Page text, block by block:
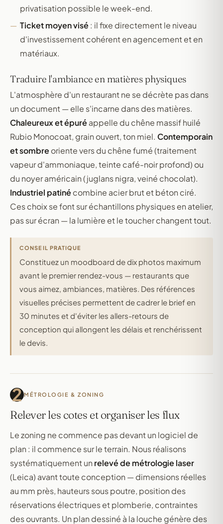
privatisation possible le week-end.
Ticket moyen visé : il fixe directement le niveau
d'investissement cohérent en agencement et en
matériaux.
Traduire l'ambiance en matières physiques
L'atmosphère d'un restaurant ne se décrète pas dans
un document — elle s'incarne dans des matières.
Chaleureux et épuré appelle du chêne massif huilé
Rubio Monocoat, grain ouvert, ton miel. Contemporain
et sombre oriente vers du chêne fumé (traitement
vapeur d'ammoniaque, teinte café-noir profond) ou
du noyer américain (juglans nigra, veiné chocolat).
Industriel patiné combine acier brut et béton ciré.
Ces choix se font sur échantillons physiques en atelier,
pas sur écran — la lumière et le toucher changent tout.
CONSEIL PRATIQUE
Constituez un moodboard de dix photos maximum
avant le premier rendez-vous — restaurants que
vous aimez, ambiances, matières. Des références
visuelles précises permettent de cadrer le brief en
30 minutes et d'éviter les allers-retours de
conception qui allongent les délais et renchérissent
le devis.
2 MÉTROLOGIE & ZONING
Relever les cotes et organiser les flux
Le zoning ne commence pas devant un logiciel de
plan : il commence sur le terrain. Nous réalisons
systématiquement un relevé de métrologie laser
(Leica) avant toute conception — dimensions réelles
au mm près, hauteurs sous poutre, position des
réservations électriques et plomberie, contraintes
des ouvrants. Un plan dessiné à la louche génère des